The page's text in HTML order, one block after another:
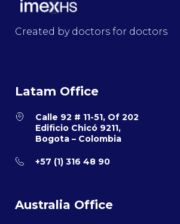
Created by doctors for doctors
Latam Office
Calle 92 # 11-51, Of 202
Edificio Chicó 9211,
Bogota – Colombia
+57 (1) 316 48 90
Australia Office